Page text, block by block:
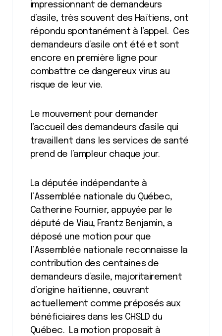
impressionnant de demandeurs
d’asile, très souvent des Haïtiens, ont
répondu spontanément à l’appel. Ces
demandeurs d’asile ont été et sont
encore en première ligne pour
combattre ce dangereux virus au
risque de leur vie.
Le mouvement pour demander
l’accueil des demandeurs d’asile qui
travaillent dans les services de santé
prend de l’ampleur chaque jour.
La députée indépendante à
l’Assemblée nationale du Québec,
Catherine Fournier, appuyée par le
député de Viau, Frantz Benjamin, a
déposé une motion pour que
l’Assemblée nationale reconnaisse la
contribution des centaines de
demandeurs d’asile, majoritairement
d’origine haïtienne, œuvrant
actuellement comme préposés aux
bénéficiaires dans les CHSLD du
Québec. La motion proposait à